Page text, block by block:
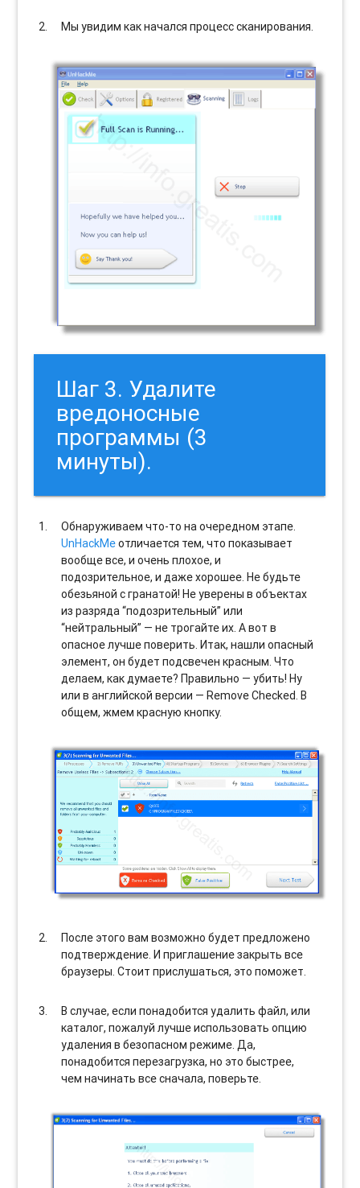
Мы увидим как начался процесс сканирования.
Шаг 3. Удалите
вредоносные
программы (3
минуты).
Обнаруживаем что-то на очередном этапе.
UnHackMeотличается тем, что показывает
вообще все, и очень плохое, и
подозрительное, и даже хорошее. Не будьте
обезьяной с гранатой! Не уверены в объектах
из разряда “подозрительный” или
“нейтральный” — не трогайте их. А вот в
опасное лучше поверить. Итак, нашли опасный
элемент, он будет подсвечен красным. Что
делаем, как думаете? Правильно — убить! Ну
или в английской версии — Remove Checked. В
общем, жмем красную кнопку.
После этого вам возможно будет предложено
подтверждение. И приглашение закрыть все
браузеры. Стоит прислушаться, это поможет.
В случае, если понадобится удалить файл, или
каталог, пожалуй лучше использовать опцию
удаления в безопасном режиме. Да,
понадобится перезагрузка, но это быстрее,
чем начинать все сначала, поверьте.